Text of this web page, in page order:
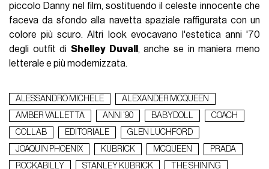
piccolo Danny nel film, sostituendo il celeste innocente che
faceva da sfondo alla navetta spaziale raffigurata con un
colore più scuro. Altri look evocavano l'estetica anni '70
degli outfit diShelley Duvall , anche se in maniera meno
letterale e più modernizzata.
ALESSANDRO MICHELE
ALEXANDER MCQUEEN
AMBER VALLETTA
ANNI '90 BABYDOLL
COACH
COLLAB
EDITORIALE
GLEN LUCHFORD
JOAQUIN PHOENIX
KUBRICK MCQUEEN
PRADA
ROCKABILLY
STANLEY KUBRICK THE SHINING